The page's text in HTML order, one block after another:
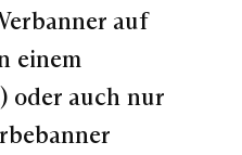
auf
einem
oder auch nur